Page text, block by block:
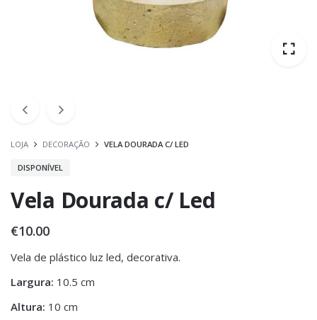
LOJA DECORAÇÃO VELA DOURADA C/ LED
DISPONÍVEL
Vela Dourada c/ Led
€10.00
Vela de plástico luz led, decorativa.
Largura: 10.5 cm
Altura: 10 cm